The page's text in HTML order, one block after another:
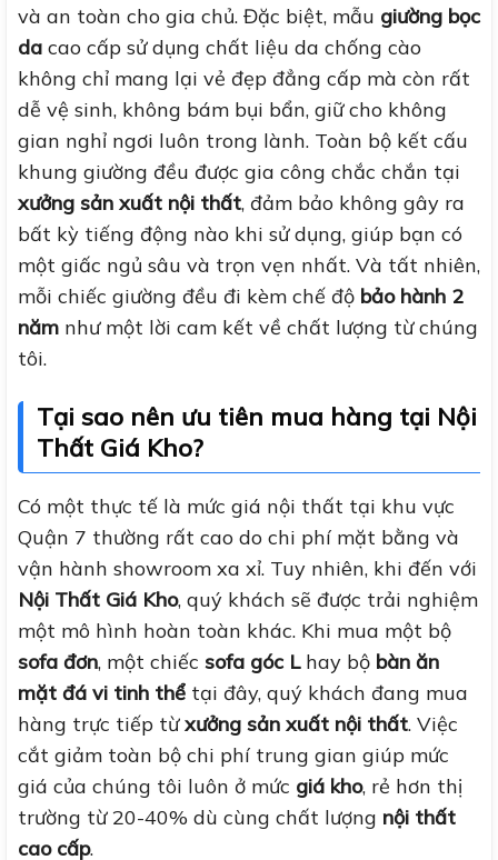
và an toàn cho gia chủ. Đặc biệt, mẫu giường bọc
da cao cấp sử dụng chất liệu da chống cào
không chỉ mang lại vẻ đẹp đẳng cấp mà còn rất
dễ vệ sinh, không bám bụi bẩn, giữ cho không
gian nghỉ ngơi luôn trong lành. Toàn bộ kết cấu
khung giường đều được gia công chắc chắn tại
xưởng sản xuất nội thất, đảm bảo không gây ra
bất kỳ tiếng động nào khi sử dụng, giúp bạn có
một giấc ngủ sâu và trọn vẹn nhất. Và tất nhiên,
mỗi chiếc giường đều đi kèm chế độ bảo hành 2
năm như một lời cam kết về chất lượng từ chúng
tôi.
Tại sao nên ưu tiên mua hàng tại Nội
Thất Giá Kho?
Có một thực tế là mức giá nội thất tại khu vực
Quận 7 thường rất cao do chi phí mặt bằng và
vận hành showroom xa xỉ. Tuy nhiên, khi đến với
Nội Thất Giá Kho, quý khách sẽ được trải nghiệm
một mô hình hoàn toàn khác. Khi mua một bộ
sofa đơn, một chiếc sofa góc Lhay bộ bàn ăn
mặt đá vi tinh thể tại đây, quý khách đang mua
hàng trực tiếp từxưởng sản xuất nội thất. Việc
cắt giảm toàn bộ chi phí trung gian giúp mức
giá của chúng tôi luôn ở mức giá kho, rẻ hơn thị
trường từ 20-40% dù cùng chất lượng nội thất
cao cấp.